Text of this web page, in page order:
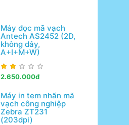
Máy đọc mã vạch
Antech AS2452 (2D,
không dây,
A+I+M+W)
2.650.000đ
Máy in tem nhãn mã
vạch công nghiệp
Zebra ZT231
(203dpi)